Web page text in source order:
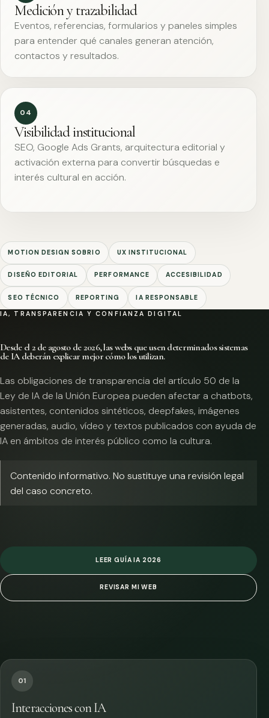
Medición y trazabilidad
Eventos, referencias, formularios y paneles simples
para entender qué canales generan atención,
contactos y resultados.
04
Visibilidad institucional
SEO, Google Ads Grants, arquitectura editorial y
activación externa para convertir búsquedas e
interés cultural en acción.
MOTION DESIGN SOBRIO UX INSTITUCIONAL
DISEÑO EDITORIAL PERFORMANCE ACCESIBILIDAD
SEO TÉCNICO REPORTING IA RESPONSABLE
IA, TRANSPARENCIA Y CONFIANZA DIGITAL
Desde el 2 de agosto de 2026, las webs que usen determinados sistemas
de IA deberán explicar mejor cómo los utilizan.
Las obligaciones de transparencia del artículo 50 de la
Ley de IA de la Unión Europea pueden afectar a chatbots,
asistentes, contenidos sintéticos, deepfakes, imágenes
generadas, audio, vídeo y textos publicados con ayuda de
IA en ámbitos de interés público como la cultura.
Contenido informativo. No sustituye una revisión legal
del caso concreto.
LEER GUÍA IA 2026
REVISAR MI WEB
01
Interacciones con IA